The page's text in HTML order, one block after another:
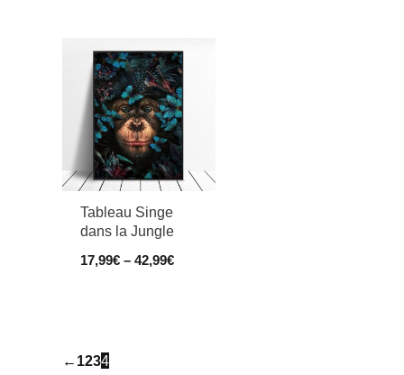
Tableau Singe
dans la Jungle
17,99€– 42,99€
← 1234